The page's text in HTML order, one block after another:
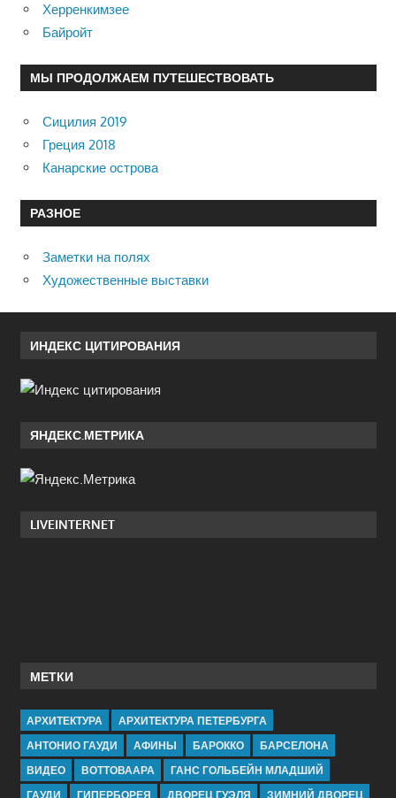
Херренкимзее
Байройт
МЫ ПРОДОЛЖАЕМ ПУТЕШЕСТВОВАТЬ
Сицилия 2019
Греция 2018
Канарские острова
РАЗНОЕ
Заметки на полях
Художественные выставки
ИНДЕКС ЦИТИРОВАНИЯ
ЯНДЕКС.МЕТРИКА
LIVEINTERNET
МЕТКИ
АРХИТЕКТУРА
АРХИТЕКТУРА ПЕТЕРБУРГА
АНТОНИО ГАУДИ
АФИНЫ БАРОККО
БАРСЕЛОНА
ВИДЕО
ВОТТОВААРА
ГАНС ГОЛЬБЕЙН МЛАДШИЙ
ГАУДИ
ГИПЕРБОРЕЯ ДВОРЕЦ ГУЭЛЯ ЗИМНИЙ ДВОРЕЦ